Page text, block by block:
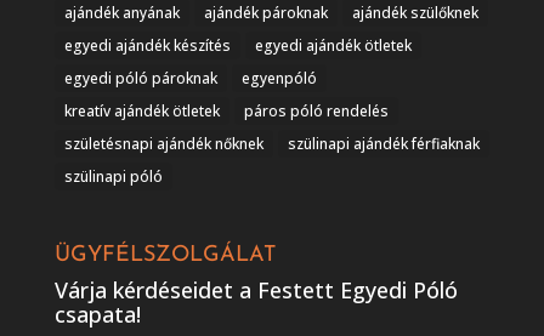
ajándék anyának ajándék pároknak
ajándék szülőknek
egyedi ajándék készítés
egyedi ajándék ötletek
egyedi póló pároknak
egyenpóló
kreatív ajándék ötletek
páros póló rendelés
születésnapi ajándék nőknek
szülinapi ajándék férfiaknak
szülinapi póló
ÜGYFÉLSZOLGÁLAT
Várja kérdéseidet a Festett Egyedi Póló
csapata!